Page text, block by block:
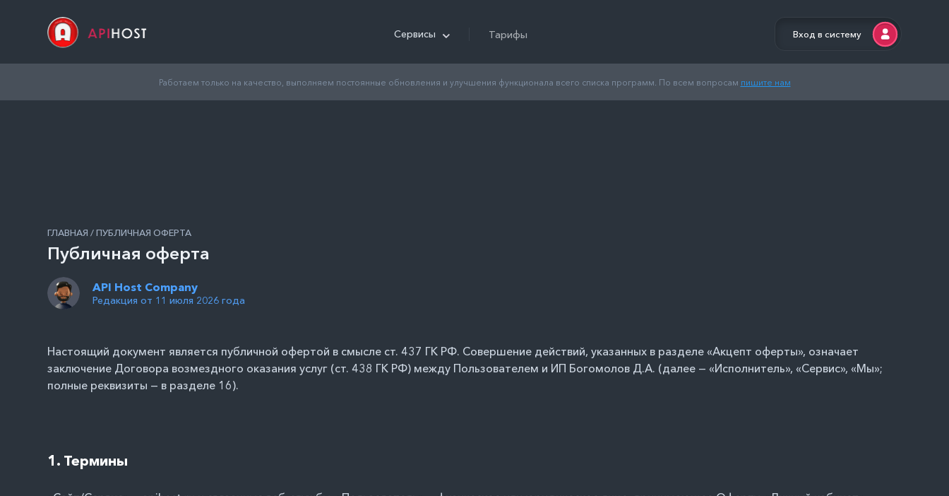
Сервисы Тарифы Вход в систему
Работаем только на качество, выполняем постоянные обновления и улучшения функционала всего списка программ. По всем вопросам пишите нам
ГЛАВНАЯ / ПУБЛИЧНАЯ ОФЕРТА
Публичная оферта
API Host Company
Редакция от 11 июля 2026 года
Настоящий документ является публичной офертой в смысле ст. 437 ГК РФ. Совершение действий, указанных в разделе «Акцепт оферты», означает
заключение Договора возмездного оказания услуг (ст. 438 ГК РФ) между Пользователем и ИП Богомолов Д.А. (далее — «Исполнитель», «Сервис», «Мы»;
полные реквизиты — в разделе 16).
1. Термины